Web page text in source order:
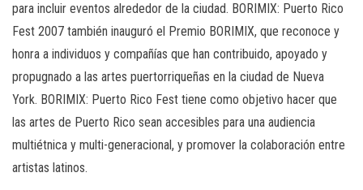
para incluir eventos alrededor de la ciudad. BORIMIX: Puerto Rico
Fest 2007 también inauguró el Premio BORIMIX, que reconoce y
honra a individuos y compañías que han contribuido, apoyado y
propugnado a las artes puertorriqueñas en la ciudad de Nueva
York. BORIMIX: Puerto Rico Fest tiene como objetivo hacer que
las artes de Puerto Rico sean accesibles para una audiencia
multiétnica y multi-generacional, y promover la colaboración entre
artistas latinos.